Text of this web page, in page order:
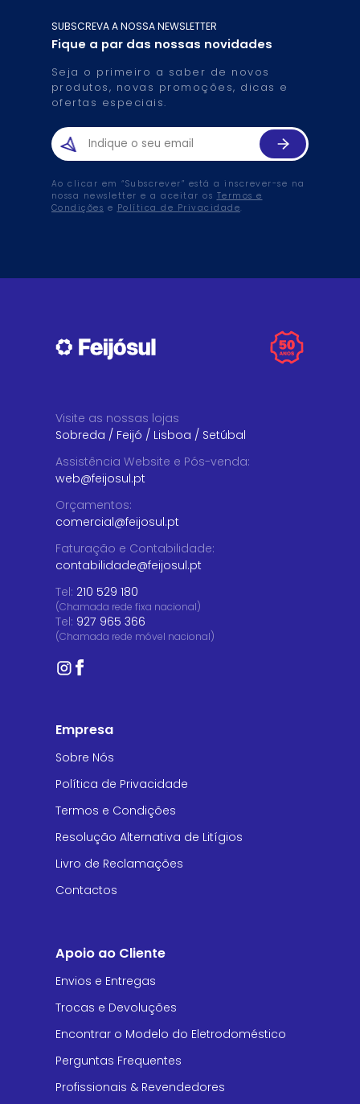
SUBSCREVA A NOSSA NEWSLETTER
Fique a par das nossas novidades
Seja o primeiro a saber de novos
produtos, novas promoções, dicas e
ofertas especiais.
Ao clicar em “Subscrever” está a inscrever-se na
nossa newsletter e a aceitar os Termos e
Condições e Política de Privacidade.
Visite as nossas lojas
Sobreda / Feijó / Lisboa / Setúbal
Assistência Website e Pós-venda:
web@feijosul.pt
Orçamentos:
comercial@feijosul.pt
Faturação e Contabilidade:
contabilidade@feijosul.pt
Tel: 210 529 180
(Chamada rede fixa nacional)
Tel: 927 965 366
(Chamada rede móvel nacional)
Empresa
Sobre Nós
Política de Privacidade
Termos e Condições
Resolução Alternativa de Litígios
Livro de Reclamações
Contactos
Apoio ao Cliente
Envios e Entregas
Trocas e Devoluções
Encontrar o Modelo do Eletrodoméstico
Perguntas Frequentes
Profissionais & Revendedores